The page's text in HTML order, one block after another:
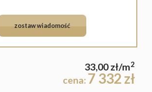
Hale
zostaw wiadomość
33,00 zł/m2
cena: 7 332 zł